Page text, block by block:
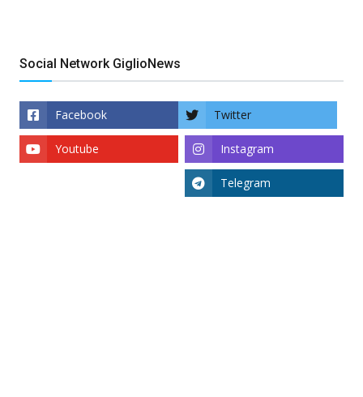
Social Network GiglioNews
Facebook Twitter
Instagram
Youtube
Telegram